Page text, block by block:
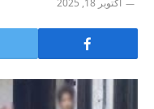
أكتوبر 18, 2025